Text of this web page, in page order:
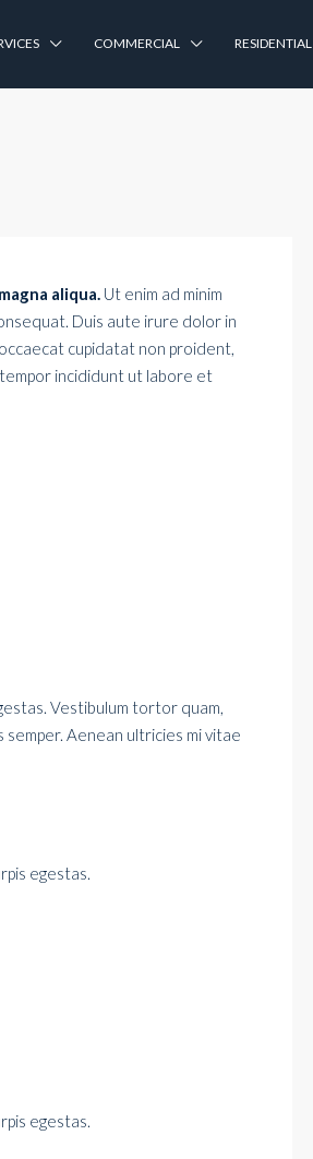
COMMERCIAL RESIDENTIAL
aliqua. Ut enim ad minim
Duis aute irure dolor in
cupidatat non proident,
incididunt ut labore et
Vestibulum tortor quam,
Aenean ultricies mi vitae
egestas.
egestas.